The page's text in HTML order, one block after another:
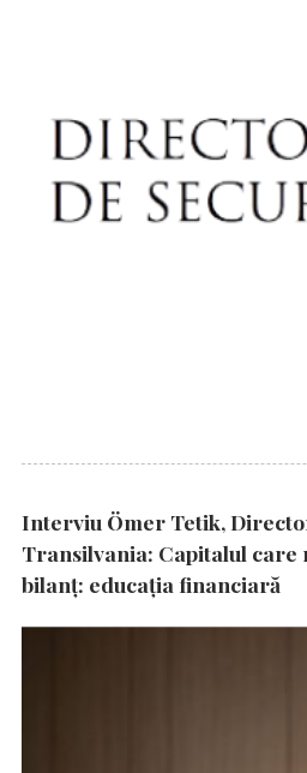
Interviu Ömer Tetik,
Transilvania: Capitalul care
bilanț: educația financiară